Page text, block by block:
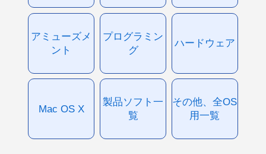
アミューズメ
ント
プログラミン
グ
ハードウェア
Mac OS X
製品ソフト一
覧
その他、全OS
用一覧